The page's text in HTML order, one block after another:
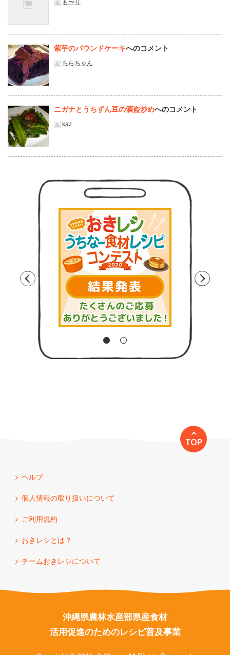
も〜り
紫芋のパウンドケーキへのコメント
ちらちゃん
ニガナとうちずん豆の酒盗炒めへのコメント
kaz
TOP
ヘルプ
個人情報の取り扱いについて
ご利用規約
おきレシとは？
チームおきレシについて
沖縄県農林水産部県産食材
活用促進のためのレシピ普及事業